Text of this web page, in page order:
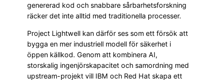
genererad kod och snabbare sårbarhetsforskning
räcker det inte alltid med traditionella processer.
Project Lightwell kan därför ses som ett försök att
bygga en mer industriell modell för säkerhet i
öppen källkod. Genom att kombinera AI,
storskalig ingenjörskapacitet och samordning med
upstream-projekt vill IBM och Red Hat skapa ett